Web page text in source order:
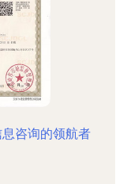
咨询的领航者